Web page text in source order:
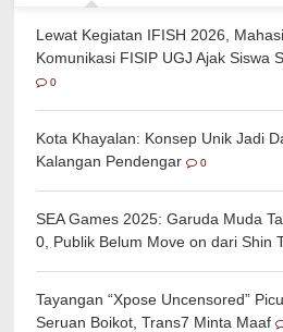
Lewat Kegiatan IFISH 2026,
Komunikasi FISIP UGJ Ajak Siswa
0
Kota Khayalan: Konsep Unik Jadi
Kalangan Pendengar
0
SEA Games 2025: Garuda Muda
0, Publik Belum Move on dari Shin
Tayangan “Xpose Uncensored”
Seruan Boikot, Trans7 Minta Maaf